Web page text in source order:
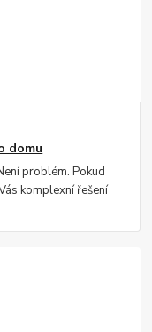
domu
problém. Pokud
komplexní řešení